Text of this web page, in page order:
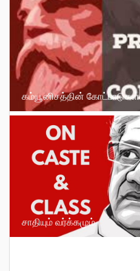
கம்யூனிசத்தின் கோட்பாடுகள்
சாதியும் வர்க்கமும்